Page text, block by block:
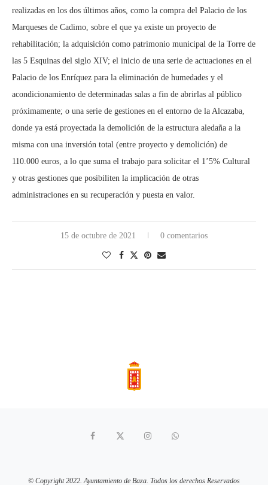
realizadas en los dos últimos años, como la compra del Palacio de los
Marqueses de Cadimo, sobre el que ya existe un proyecto de
rehabilitación; la adquisición como patrimonio municipal de la Torre de
las 5 Esquinas del siglo XIV; el inicio de una serie de actuaciones en el
Palacio de los Enríquez para la eliminación de humedades y el
acondicionamiento de determinadas salas a fin de abrirlas al público
próximamente; o una serie de gestiones en el entorno de la Alcazaba,
donde ya está proyectada la demolición de la estructura aledaña a la
misma con una inversión total (entre proyecto y demolición) de
110.000 euros, a lo que suma el trabajo para solicitar el 1’5% Cultural
y otras gestiones que posibiliten la implicación de otras
administraciones en su recuperación y puesta en valor.
15 de octubre de 2021 0 comentarios
© Copyright 2022. Ayuntamiento de Baza. Todos los derechos Reservados